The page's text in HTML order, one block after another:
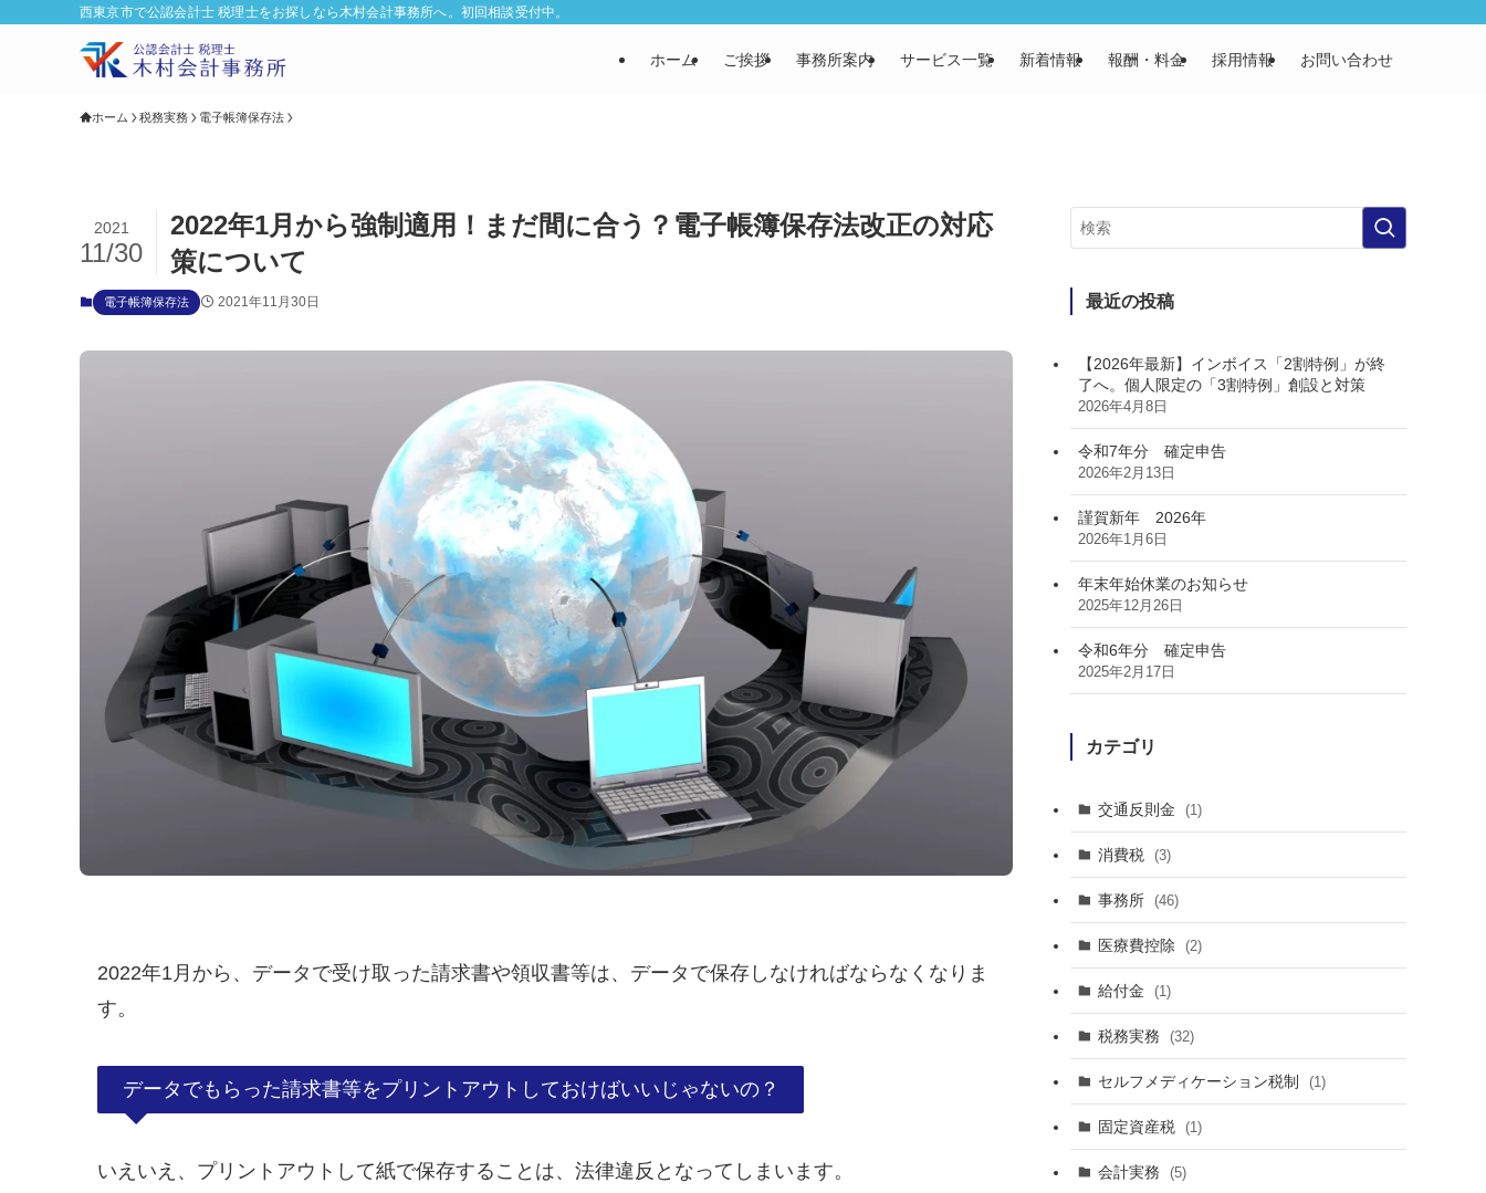
西東京市で公認会計士 税理士をお探しなら木村会計事務所へ。初回相談受付中。
ホーム ご挨拶 事務所案内 サービス一覧 新着情報 報酬・料金 採用情報 お問い合わせ
ホーム 税務実務 電子帳簿保存法
2022年1月から強制適用！まだ間に合う？電子帳簿保存法改正の対応
策について
2021
11/30
電子帳簿保存法 2021年11月30日
2022年1月から、データで受け取った請求書や領収書等は、データで保存しなければならなくなりま
す。
データでもらった請求書等をプリントアウトしておけばいいじゃないの？
いえいえ、プリントアウトして紙で保存することは、法律違反となってしまいます。
最近の投稿
【2026年最新】インボイス「2割特例」が終
了へ。個人限定の「3割特例」創設と対策
2026年4月8日
令和7年分 確定申告
2026年2月13日
謹賀新年 2026年
2026年1月6日
年末年始休業のお知らせ
2025年12月26日
令和6年分 確定申告
2025年2月17日
カテゴリ
交通反則金 (1)
消費税 (3)
事務所 (46)
医療費控除 (2)
給付金 (1)
税務実務 (32)
セルフメディケーション税制 (1)
固定資産税 (1)
会計実務 (5)